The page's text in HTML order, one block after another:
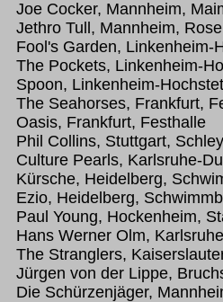
Joe Cocker, Mannheim,
Jethro Tull, Mannheim,
Fool's Garden, Linkenheim-
The Pockets, Linkenheim-
Spoon, Linkenheim-
The Seahorses, Frankfurt,
Oasis, Frankfurt, Festhalle
Phil Collins, Stuttgart,
Culture Pearls, Karlsruhe-
Kürsche, Heidelberg,
Ezio, Heidelberg,
Paul Young, Hockenheim,
Hans Werner Olm,
The Stranglers,
Jürgen von der Lippe,
Die Schürzenjäger,